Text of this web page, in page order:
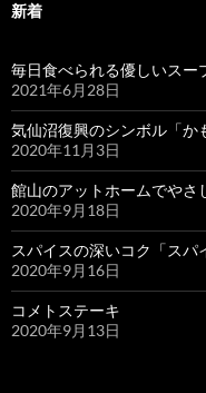
新着
毎日食べられる優しいスー
2021年6月28日
気仙沼復興のシンボル「か
2020年11月3日
館山のアットホームでやさ
2020年9月18日
スパイスの深いコク「スパ
2020年9月16日
コメトステーキ
2020年9月13日